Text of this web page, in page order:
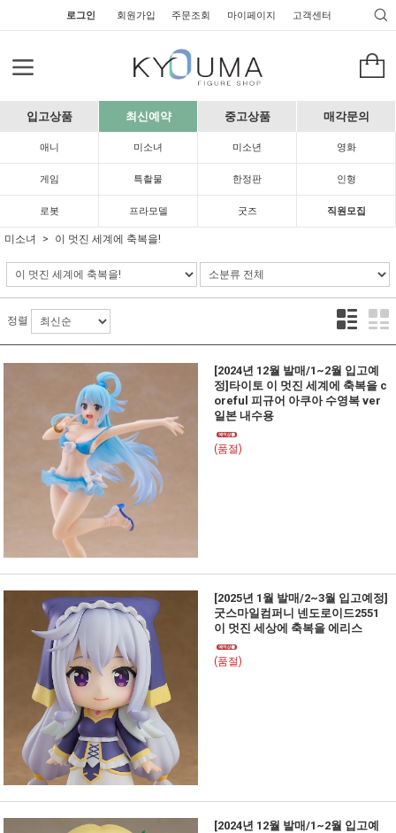
로그인 회원가입 주문조회 마이페이지 고객센터
입고상품 최신예약 중고상품 매각문의
애니 미소녀 미소년 영화
게임 특촬물 한정판 인형
로봇 프라모델 굿즈 직원모집
미소녀 이 멋진 세계에 축복을!
정렬
[2024년 12월 발매/1~2월 입고예
정]타이토 이 멋진 세계에 축복을 c
oreful 피규어 아쿠아 수영복 ver
일본 내수용
(품절)
[2025년 1월 발매/2~3월 입고예정]
굿스마일컴퍼니 넨도로이드2551
이 멋진 세상에 축복을 에리스
(품절)
[2024년 12월 발매/1~2월 입고예